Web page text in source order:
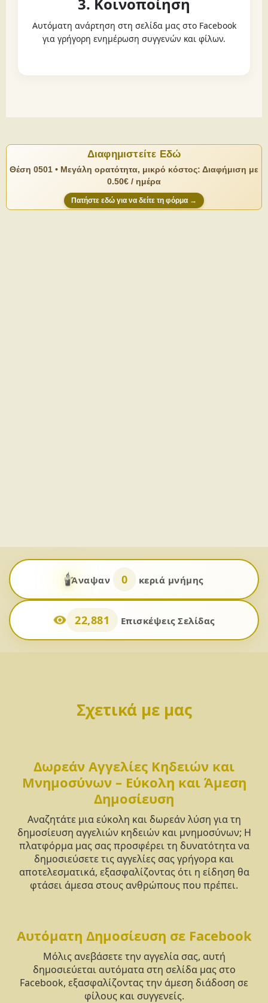
Αυτόματη ανάρτηση στη σελίδα μας στο Facebook
για γρήγορη ενημέρωση συγγενών και φίλων.
Διαφημιστείτε Εδώ
Θέση 0501 • Μεγάλη ορατότητα, μικρό κόστος: Διαφήμιση με
0.50€ / ημέρα
Πατήστε εδώ για να δείτε τη φόρμα →
🕯️Άναψαν 0 κεριά μνήμης
22,881 Επισκέψεις Σελίδας
Σχετικά με μας
Δωρεάν Αγγελίες Κηδειών και
Μνημοσύνων – Εύκολη και Άμεση
Δημοσίευση
Αναζητάτε μια εύκολη και δωρεάν λύση για τη
δημοσίευση αγγελιών κηδειών και μνημοσύνων; Η
πλατφόρμα μας σας προσφέρει τη δυνατότητα να
δημοσιεύσετε τις αγγελίες σας γρήγορα και
αποτελεσματικά, εξασφαλίζοντας ότι η είδηση θα
φτάσει άμεσα στους ανθρώπους που πρέπει.
Αυτόματη Δημοσίευση σε Facebook
Μόλις ανεβάσετε την αγγελία σας, αυτή
δημοσιεύεται αυτόματα στη σελίδα μας στο
Facebook, εξασφαλίζοντας την άμεση διάδοση σε
φίλους και συγγενείς.